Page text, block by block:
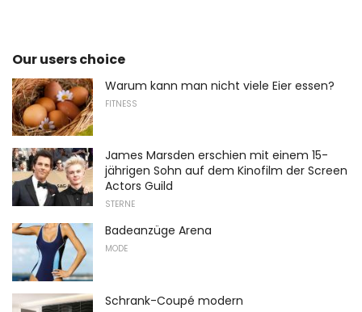
Our users choice
Warum kann man nicht viele Eier essen?
FITNESS
James Marsden erschien mit einem 15-
jährigen Sohn auf dem Kinofilm der Screen
Actors Guild
STERNE
Badeanzüge Arena
MODE
Schrank-Coupé modern